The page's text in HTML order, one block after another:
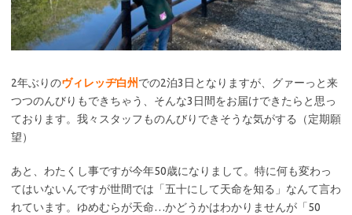
2年ぶりのヴィレッヂ白州での2泊3日となりますが、グァーっと来
つつのんびりもできちゃう、そんな3日間をお届けできたらと思っ
ております。我々スタッフものんびりできそうな気がする（定期願
望）
あと、わたくし事ですが今年50歳になりまして。特に何も変わっ
てはいないんですが世間では「五十にして天命を知る」なんて言わ
れています。ゆめむらが天命…かどうかはわかりませんが「50